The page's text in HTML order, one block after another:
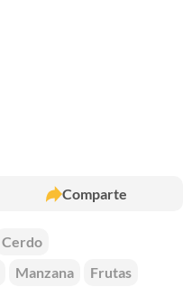
Comparte
Cerdo
Manzana Frutas